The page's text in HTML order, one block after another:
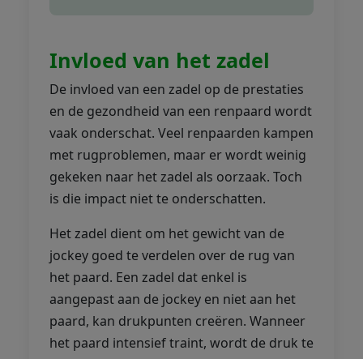
Invloed van het zadel
De invloed van een zadel op de prestaties
en de gezondheid van een renpaard wordt
vaak onderschat. Veel renpaarden kampen
met rugproblemen, maar er wordt weinig
gekeken naar het zadel als oorzaak. Toch
is die impact niet te onderschatten.
Het zadel dient om het gewicht van de
jockey goed te verdelen over de rug van
het paard. Een zadel dat enkel is
aangepast aan de jockey en niet aan het
paard, kan drukpunten creëren. Wanneer
het paard intensief traint, wordt de druk te